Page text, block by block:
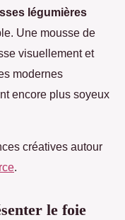
légumières
Une mousse de
visuellement et
modernes
encore plus soyeux
créatives autour
.
le foie